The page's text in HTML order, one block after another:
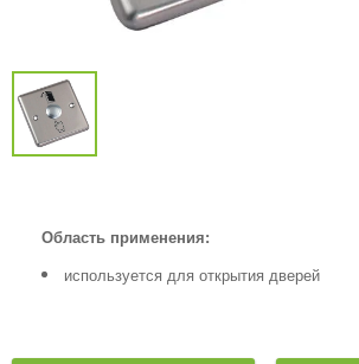
Область применения:
используется для открытия дверей